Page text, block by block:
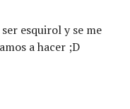
esquirol y se me
a hacer ;D